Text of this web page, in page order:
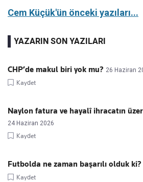
Cem Küçük'ün önceki yazıları...
YAZARIN SON YAZILARI
CHP’de makul biri yok mu? 26 Haziran
Kaydet
Naylon fatura ve hayalî ihracatın
24 Haziran 2026
Kaydet
Futbolda ne zaman başarılı olduk ki?
Kaydet